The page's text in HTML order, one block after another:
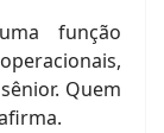
função
Quem